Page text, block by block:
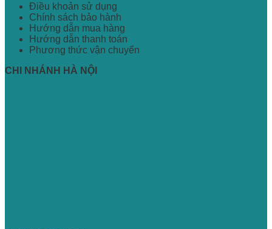
Điều khoản sử dụng
Chính sách bảo hành
Hướng dẫn mua hàng
Hướng dẫn thanh toán
Phương thức vận chuyển
CHI NHÁNH HÀ NỘI